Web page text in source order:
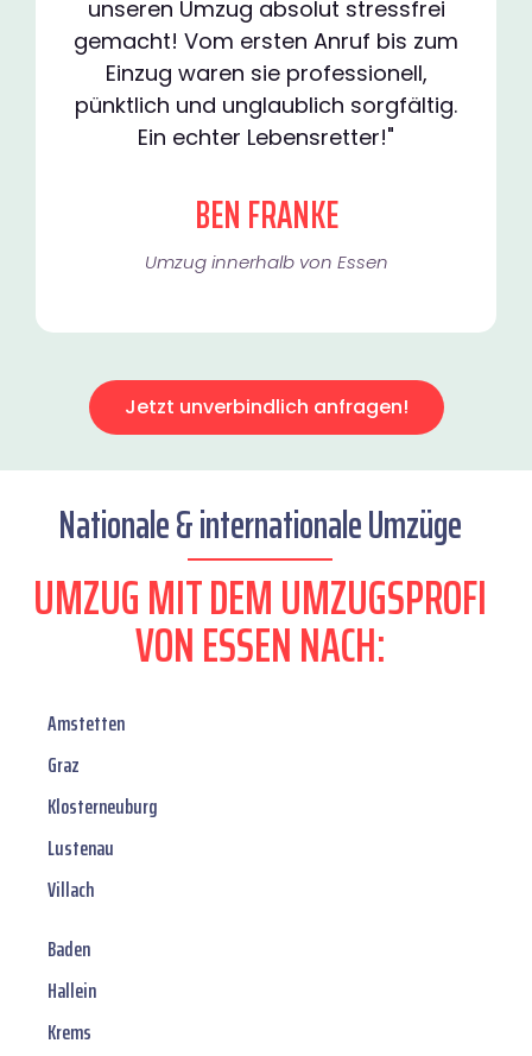
unseren Umzug absolut stressfrei
gemacht! Vom ersten Anruf bis zum
Einzug waren sie professionell,
pünktlich und unglaublich sorgfältig.
Ein echter Lebensretter!"
BEN FRANKE
Umzug innerhalb von Essen​
Jetzt unverbindlich anfragen!
Nationale & internationale Umzüge
UMZUG MIT DEM UMZUGSPROFI
VON ESSEN NACH:
Amstetten
Graz
Klosterneuburg
Lustenau
Villach
Baden
Hallein
Krems